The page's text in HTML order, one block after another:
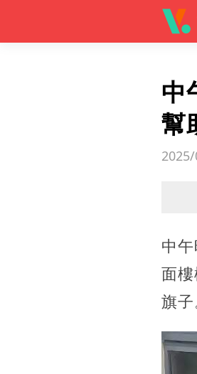
中
幫
中
面
旗子